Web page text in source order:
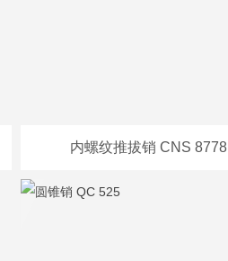
内螺纹推拔销 CNS 8778